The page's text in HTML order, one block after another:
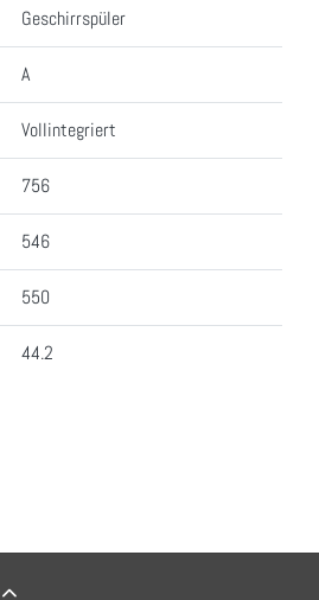
Geschirrspüler
A
Vollintegriert
756
546
550
44.2